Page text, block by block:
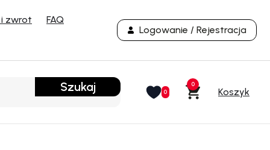
zwrot
FAQ
Logowanie / Rejestracja
Szukaj 0
0